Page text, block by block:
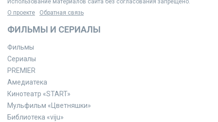
О проекте
Обратная связь
ФИЛЬМЫ И СЕРИАЛЫ
Фильмы
Сериалы
PREMIER
Амедиатека
Кинотеатр «START»
Мульфильм «Цветняшки»
Библиотека «viju»